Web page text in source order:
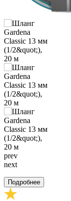
prev
next
Подробнее